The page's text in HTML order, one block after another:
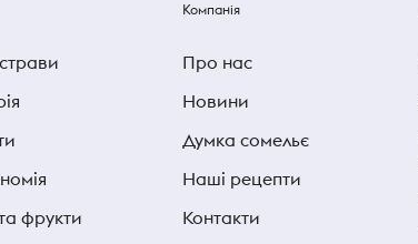
фрукти
Компанія
Про нас
Новини
Думка сомельє
Наші рецепти
Контакти